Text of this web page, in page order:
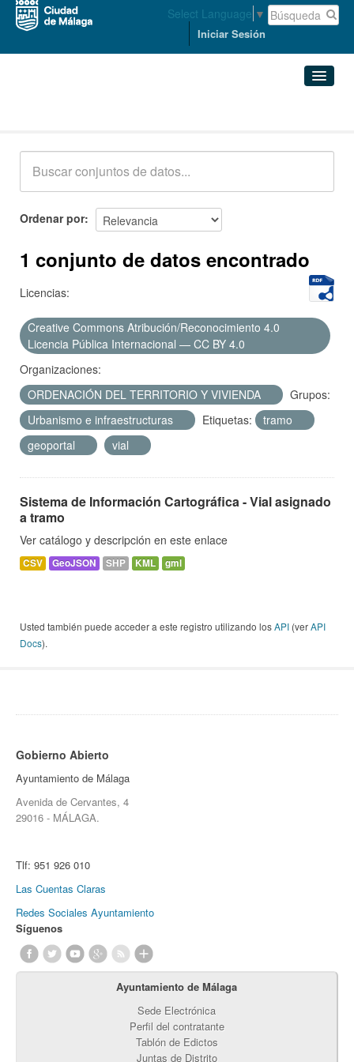
Select Language ▼
Iniciar Sesión
Acerca de
Ordenar por
1 conjunto de datos encontrado
Licencias:
Creative Commons Atribución/Reconocimiento 4.0
Licencia Pública Internacional — CC BY 4.0
Organizaciones:
ORDENACIÓN DEL TERRITORIO Y VIVIENDA
Grupos:
Urbanismo e infraestructuras
Etiquetas:
tramo
geoportal
vial
Sistema de Información Cartográfica - Vial asignado
a tramo
Ver catálogo y descripción en este enlace
CSV GeoJSON SHP KML gml
Usted también puede acceder a este registro utilizando losAPI (verAPI
Docs).
Gobierno Abierto
Ayuntamiento de Málaga
Avenida de Cervantes, 4
29016 - MÁLAGA.
Tlf: 951 926 010
Las Cuentas Claras
Redes Sociales Ayuntamiento
Síguenos
Ayuntamiento de Málaga
Sede Electrónica
Perfil del contratante
Tablón de Edictos
Juntas de Distrito